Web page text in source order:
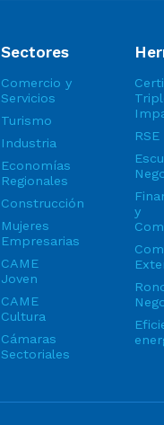
Sectores
Comercio y
Servicios
Turismo
Industria
Economías
Regionales
Construcción
Mujeres
Empresarias
CAME
Joven
CAME
Cultura
Cámaras
Sectoriales
RSE
y